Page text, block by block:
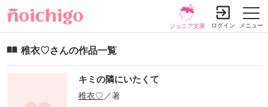
メニュー
ジュニア文庫 ログイン
稚衣♡さんの作品一覧
キミの隣にいたくて
稚衣♡ ／著